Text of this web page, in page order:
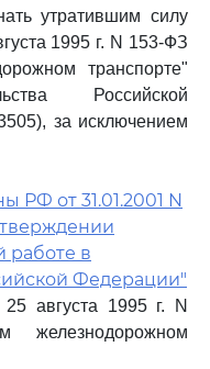
утратившим силу
1995 г. N 153-ФЗ
транспорте"
Российской
за исключением
РФ от 31.01.2001 N
работе в
Федерации"
25 августа 1995 г. N